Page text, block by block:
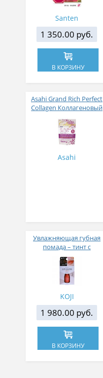
Santen
1 350.00 руб.
В КОРЗИНУ
Asahi Grand Rich Perfect
Collagen Коллагеновый
плацентой и
изофлавонами сои 228
гр
Asahi
Увлажняющая губная
помада – тинт с
аппликатором KOJI,
Красно-оранжевый
KOJI
1 980.00 руб.
В КОРЗИНУ